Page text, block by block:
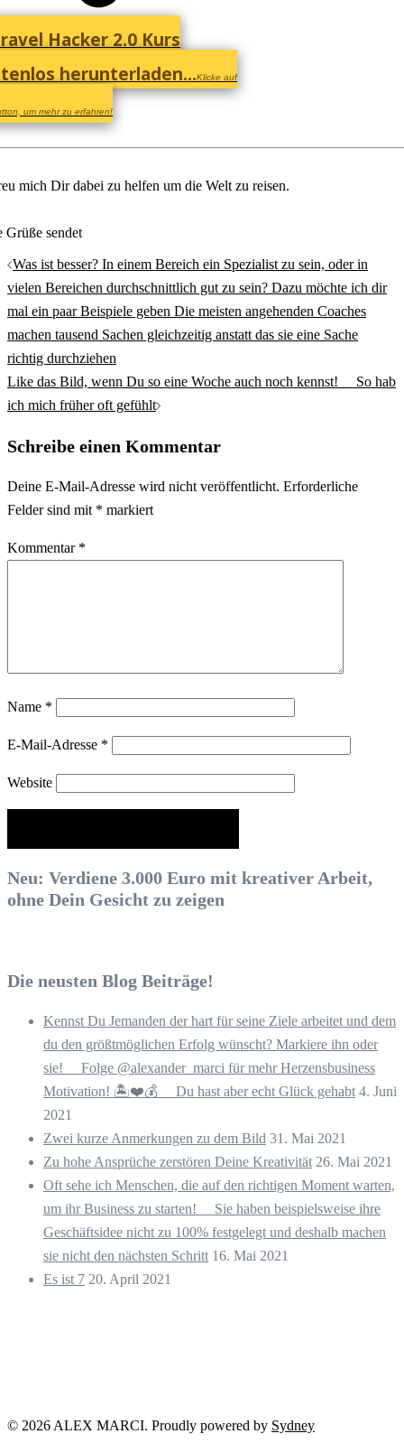
Hacker 2.0 Kurs
herunterladen...Klicke auf
um mehr zu erfahren!
mich Dir dabei zu helfen um die Welt zu reisen.
Grüße sendet
Beitrags-
Navigation
Was ist besser? In einem Bereich ein Spezialist zu sein, oder in
vielen Bereichen durchschnittlich gut zu sein? Dazu möchte ich dir
mal ein paar Beispiele geben Die meisten angehenden Coaches
machen tausend Sachen gleichzeitig anstatt das sie eine Sache
richtig durchziehen
Like das Bild, wenn Du so eine Woche auch noch kennst! ⠀ So hab
ich mich früher oft gefühlt
Schreibe einen Kommentar
Deine E-Mail-Adresse wird nicht veröffentlicht. Erforderliche
Felder sind mit * markiert
Kommentar *
Name *
E-Mail-Adresse *
Website
Neu: Verdiene 3.000 Euro mit kreativer Arbeit,
ohne Dein Gesicht zu zeigen
Die neusten Blog Beiträge!
Kennst Du Jemanden der hart für seine Ziele arbeitet und dem
du den größtmöglichen Erfolg wünscht? Markiere ihn oder
sie! ⠀ Folge @alexander_marci für mehr Herzensbusiness
Motivation! 🏝️❤️💰 ⠀ Du hast aber echt Glück gehabt 4. Juni
2021
Zwei kurze Anmerkungen zu dem Bild 31. Mai 2021
Zu hohe Ansprüche zerstören Deine Kreativität 26. Mai 2021
Oft sehe ich Menschen, die auf den richtigen Moment warten,
um ihr Business zu starten! ⠀ Sie haben beispielsweise ihre
Geschäftsidee nicht zu 100% festgelegt und deshalb machen
sie nicht den nächsten Schritt 16. Mai 2021
Es ist 7 20. April 2021
© 2026 ALEX MARCI. Proudly powered by Sydney